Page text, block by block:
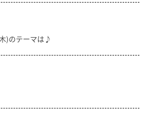
木)のテーマは♪